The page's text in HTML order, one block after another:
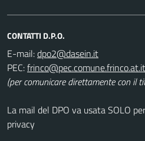
CONTATTI D.P.O.
E-mail:
PEC:
(per comunicare direttamente con il
La mail del DPO va usata SOLO
privacy